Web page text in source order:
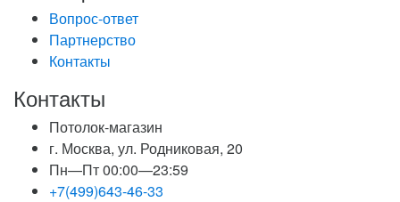
Вопрос-ответ
Партнерство
Контакты
Контакты
Потолок-магазин
г. Москва, ул. Родниковая, 20
Пн—Пт 00:00—23:59
+7(499)643-46-33